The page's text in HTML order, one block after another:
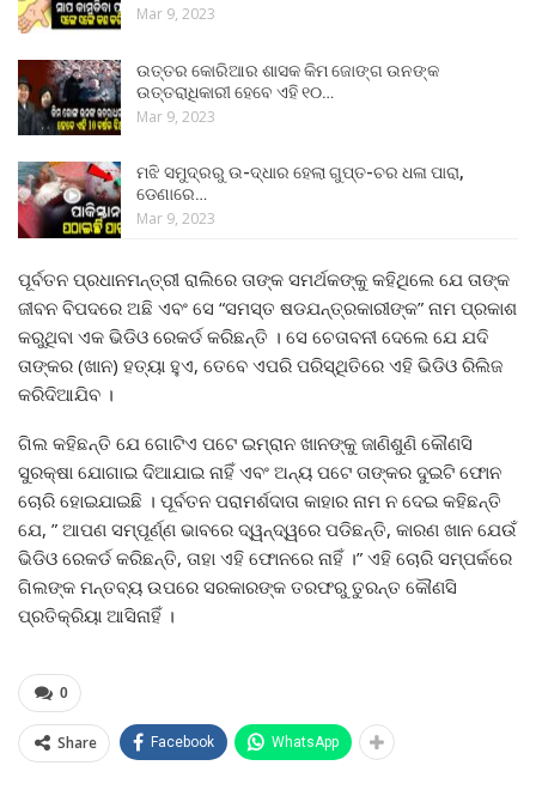
Mar 9, 2023
ଉତ୍ତର କୋରିଆର ଶାସକ କିମ ଜୋଙ୍ଗ ଉନଙ୍କ
ଉତ୍ତରାଧିକାରୀ ହେବେ ଏହି ୧୦…
Mar 9, 2023
ମଝି ସମୁଦ୍ରରୁ ଉ-ଦ୍ଧାର ହେଲା ଗୁପ୍ତ-ଚର ଧଳା ପାରା,
ଡେଣାରେ…
Mar 9, 2023
ପୂର୍ବତନ ପ୍ରଧାନମନ୍ତ୍ରୀ ରାଲିରେ ତାଙ୍କ ସମର୍ଥକଙ୍କୁ କହିଥିଲେ ଯେ ତାଙ୍କ
ଜୀବନ ବିପଦରେ ଅଛି ଏବଂ ସେ “ସମସ୍ତ ଷଡଯନ୍ତ୍ରକାରୀଙ୍କ” ନାମ ପ୍ରକାଶ
କରୁଥିବା ଏକ ଭିଡିଓ ରେକର୍ଡ କରିଛନ୍ତି । ସେ ଚେତାବନୀ ଦେଲେ ଯେ ଯଦି
ତାଙ୍କର (ଖାନ) ହତ୍ୟା ହୁଏ, ତେବେ ଏପରି ପରିସ୍ଥିତିରେ ଏହି ଭିଡିଓ ରିଲିଜ
କରିଦିଆଯିବ ।
ଗିଲ କହିଛନ୍ତି ଯେ ଗୋଟିଏ ପଟେ ଇମ୍ରାନ ଖାନଙ୍କୁ ଜାଣିଶୁଣି କୌଣସି
ସୁରକ୍ଷା ଯୋଗାଇ ଦିଆଯାଇ ନାହିଁ ଏବଂ ଅନ୍ୟ ପଟେ ତାଙ୍କର ଦୁଇଟି ଫୋନ
ଚୋରି ହୋଇଯାଇଛି । ପୂର୍ବତନ ପରାମର୍ଶଦାତା କାହାର ନାମ ନ ଦେଇ କହିଛନ୍ତି
ଯେ, ” ଆପଣ ସମ୍ପୂର୍ଣ୍ଣ ଭାବରେ ଦ୍ୱନ୍ଦ୍ୱରେ ପଡିଛନ୍ତି, କାରଣ ଖାନ ଯେଉଁ
ଭିଡିଓ ରେକର୍ଡ କରିଛନ୍ତି, ତାହା ଏହି ଫୋନରେ ନାହିଁ ।” ଏହି ଚୋରି ସମ୍ପର୍କରେ
ଗିଲଙ୍କ ମନ୍ତବ୍ୟ ଉପରେ ସରକାରଙ୍କ ତରଫରୁ ତୁରନ୍ତ କୌଣସି
ପ୍ରତିକ୍ରିୟା ଆସିନାହିଁ ।
0
Share Facebook WhatsApp